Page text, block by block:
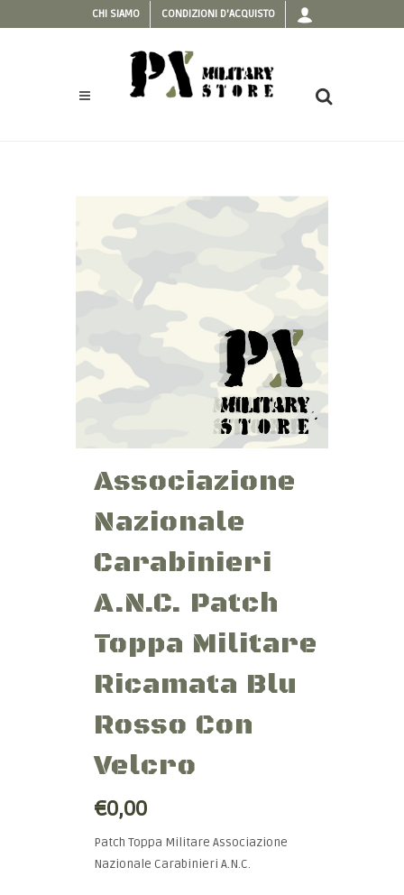
CHI SIAMO CONDIZIONI D'ACQUISTO
Associazione
Nazionale
Carabinieri
A.N.C. Patch
Toppa Militare
Ricamata Blu
Rosso Con
Velcro
€0,00
Patch Toppa Militare Associazione
Nazionale Carabinieri A.N.C.